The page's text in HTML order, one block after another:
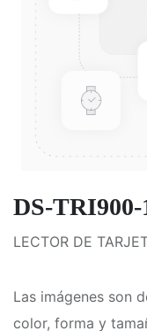
DS-
LECTOR DE
Las imágenes son
color, forma y